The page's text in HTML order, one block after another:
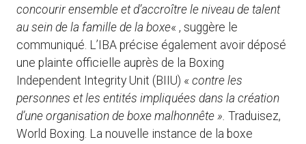
concourir ensemble et d’accroître le niveau de talent
au sein de la famille de la boxe« , suggère le
communiqué. L’IBA précise également avoir déposé
une plainte officielle auprès de la Boxing
Independent Integrity Unit (BIIU) « contre les
personnes et les entités impliquées dans la création
d’une organisation de boxe malhonnête ». Traduisez,
World Boxing. La nouvelle instance de la boxe